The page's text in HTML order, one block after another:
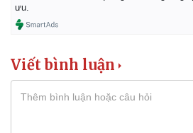
ưu.
Viết bình luận